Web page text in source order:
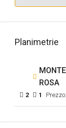
Planimetrie
ROSA
2 1 Prezzo: